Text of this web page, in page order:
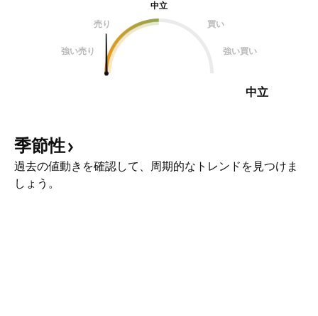
中立
売り
買い
強い売り 強い買い
中立
季節性
過去の値動きを確認して、周期的なトレンドを見つけま
しょう。